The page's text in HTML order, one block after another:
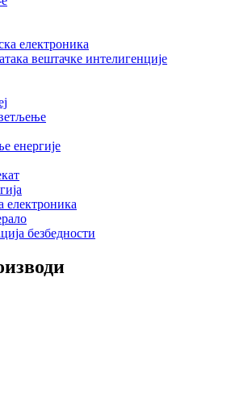
електроника
вештачке интелигенције
енергије
електроника
безбедности